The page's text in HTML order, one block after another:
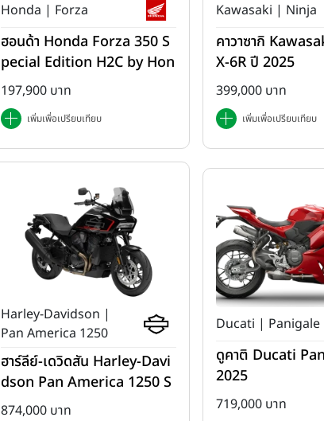
Honda | Forza
ฮอนด้า Honda Forza 350 S
pecial Edition H2C by Hon
da ปี 2025
197,900 บาท
เพิ่มเพื่อเปรียบเทียบ
Kawasaki | Ninja
คาวาซากิ
X-6R ปี 2025
399,000 บาท
เพิ่มเพื่อเปรียบเทียบ
Harley-Davidson |
Pan America 1250
ฮาร์ลีย์-เดวิดสัน Harley-Davi
dson Pan America 1250 S
T ปี 2025
874,000 บาท
Ducati | Panigale
ดูคาติ Ducati
2025
719,000 บาท